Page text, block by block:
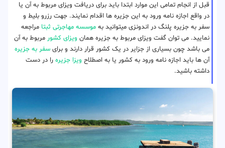
قبل از انجام تمامی این موارد ابتدا باید برای دریافت ویزای مربوط به آن یا
در واقع اجازه نامه ورود به این جزیره ها اقدام نمایند. جهت رزرو بلیط و
سفر به جزیره پلنگ در اندونزی میتوانید به موسسه مهاجرتی ثبتا مراجعه
نمایید. می توان گفت ویزای مربوط به جزیره همان ویزای کشور مربوط به آن
می باشد چون بسیاری از جزایر در یک کشور قرار دارند و برای سفر به جزیره
آن ها باید اجازه نامه ورود به کشور یا به اصطلاح ویزا جزیره را در دست
داشته باشید.